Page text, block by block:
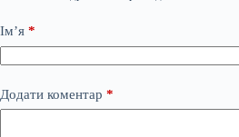
Ім’я *
Додати коментар *